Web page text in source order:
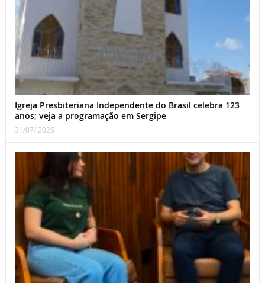
Igreja Presbiteriana Independente do Brasil celebra 123
anos; veja a programação em Sergipe
31/07/ 2026